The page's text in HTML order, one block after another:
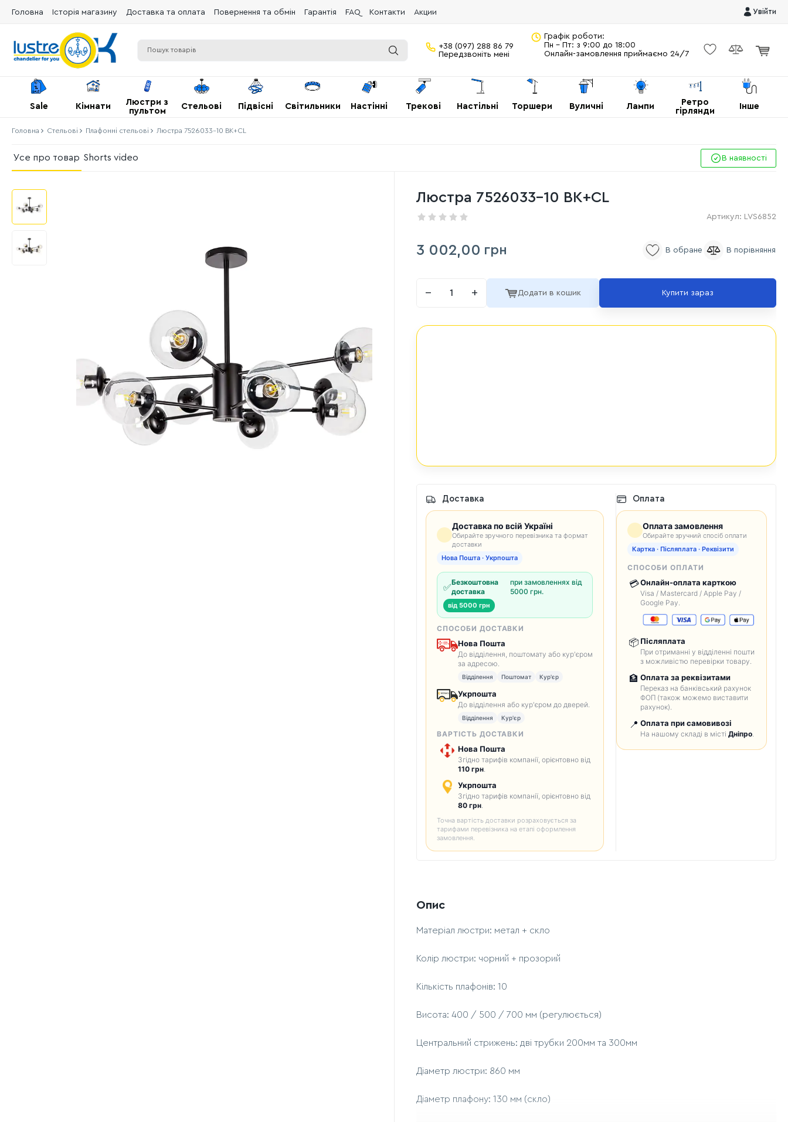
Головна Історія магазину Доставка та оплата Повернення та обмін Гарантія FAQ Контакти Акции Увійти
+38 (097) 288 86 79
Передзвоніть мені
Графік роботи:
Пн - Пт: з 9:00 до 18:00
Онлайн-замовлення приймаємо 24/7
Sale Кімнати
Люстри з
пультом
Стельові Підвісні Світильники Настінні Трекові Настільні Торшери Вуличні Лампи
Ретро
гірлянди
Інше
Головна Стельові Плафонні стельові Люстра 7526033-10 BK+CL
Усе про товар Shorts video В наявності
Люстра 7526033-10 BK+CL
Артикул: LVS6852
3 002,00 грн
− + Додати в кошик Купити зараз
Доставка
Доставка по всій Україні
Обирайте зручного перевізника та формат
доставки
Нова Пошта · Укрпошта
✅Безкоштовна
доставка
при замовленнях від
5000 грн.
від 5000 грн
СПОСОБИ ДОСТАВКИ
Нова Пошта
До відділення, поштомату або кур'єром
за адресою.
Відділення Поштомат Кур'єр
Укрпошта
До відділення або кур'єром до дверей.
Відділення Кур'єр
ВАРТІСТЬ ДОСТАВКИ
Нова Пошта
Згідно тарифів компанії, орієнтовно від
110 грн.
Укрпошта
Згідно тарифів компанії, орієнтовно від
80 грн.
Точна вартість доставки розраховується за
тарифами перевізника на етапі оформлення
замовлення.
Оплата
Оплата замовлення
Обирайте зручний спосіб оплати
Картка · Післяплата · Реквізити
СПОСОБИ ОПЛАТИ
💳Онлайн-оплата карткою
Visa / Mastercard / Apple Pay /
Google Pay.
📦 Післяплата
При отриманні у відділенні пошти
з можливістю перевірки товару.
🏦 Оплата за реквізитами
Переказ на банківський рахунок
ФОП (також можемо виставити
рахунок).
📍 Оплата при самовивозі
На нашому складі в містіДніпро.
Опис
Матеріал люстри: метал + скло
Колір люстри: чорний + прозорий
Кількість плафонів: 10
Висота: 400 / 500 / 700 мм (регулюється)
Центральний стрижень: дві трубки 200мм та 300мм
Діаметр люстри: 860 мм
Діаметр плафону: 130 мм (скло)